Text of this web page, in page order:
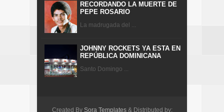
RECORDANDO LA MUERTE DE
PEPE ROSARIO
La madrugada del ...
JOHNNY ROCKETS YA ESTA EN
REPÚBLICA DOMINICANA
Santo Domingo ...
Created By Sora Templates& Distributed by: